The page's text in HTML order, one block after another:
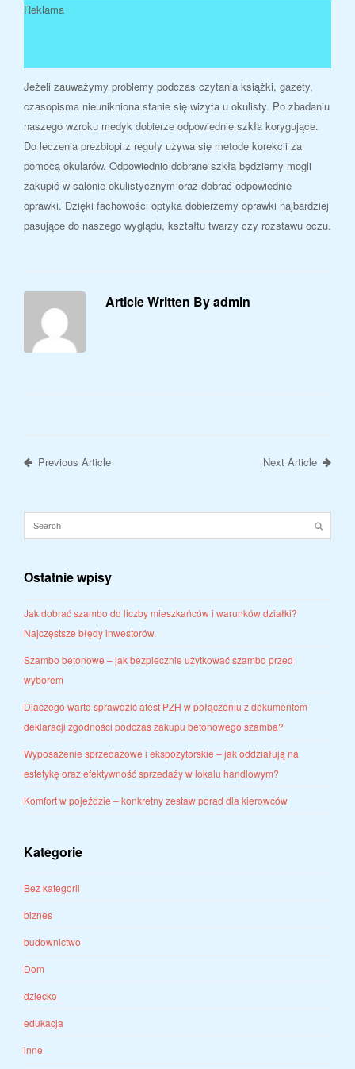
Reklama
Jeżeli zauważymy problemy podczas czytania książki, gazety,
czasopisma nieunikniona stanie się wizyta u okulisty. Po zbadaniu
naszego wzroku medyk dobierze odpowiednie szkła korygujące.
Do leczenia prezbiopi z reguły używa się metodę korekcii za
pomocą okularów. Odpowiednio dobrane szkła będziemy mogli
zakupić w salonie okulistycznym oraz dobrać odpowiednie
oprawki. Dzięki fachowości optyka dobierzemy oprawki najbardziej
pasujące do naszego wyglądu, kształtu twarzy czy rozstawu oczu.
Article Written By admin
Previous Article Next Article
Ostatnie wpisy
Jak dobrać szambo do liczby mieszkańców i warunków działki?
Najczęstsze błędy inwestorów.
Szambo betonowe – jak bezpiecznie użytkować szambo przed
wyborem
Dlaczego warto sprawdzić atest PZH w połączeniu z dokumentem
deklaracji zgodności podczas zakupu betonowego szamba?
Wyposażenie sprzedażowe i ekspozytorskie – jak oddziałują na
estetykę oraz efektywność sprzedaży w lokalu handlowym?
Komfort w pojeździe – konkretny zestaw porad dla kierowców
Kategorie
Bez kategorii
biznes
budownictwo
Dom
dziecko
edukacja
inne